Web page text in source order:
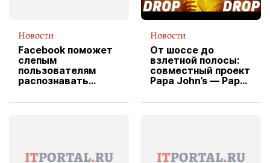
Новости
Facebook поможет
слепым
пользователям
распознавать
Новости
От шоссе до
взлетной полосы:
совместный проект
Papa John’s — Papa
вводит